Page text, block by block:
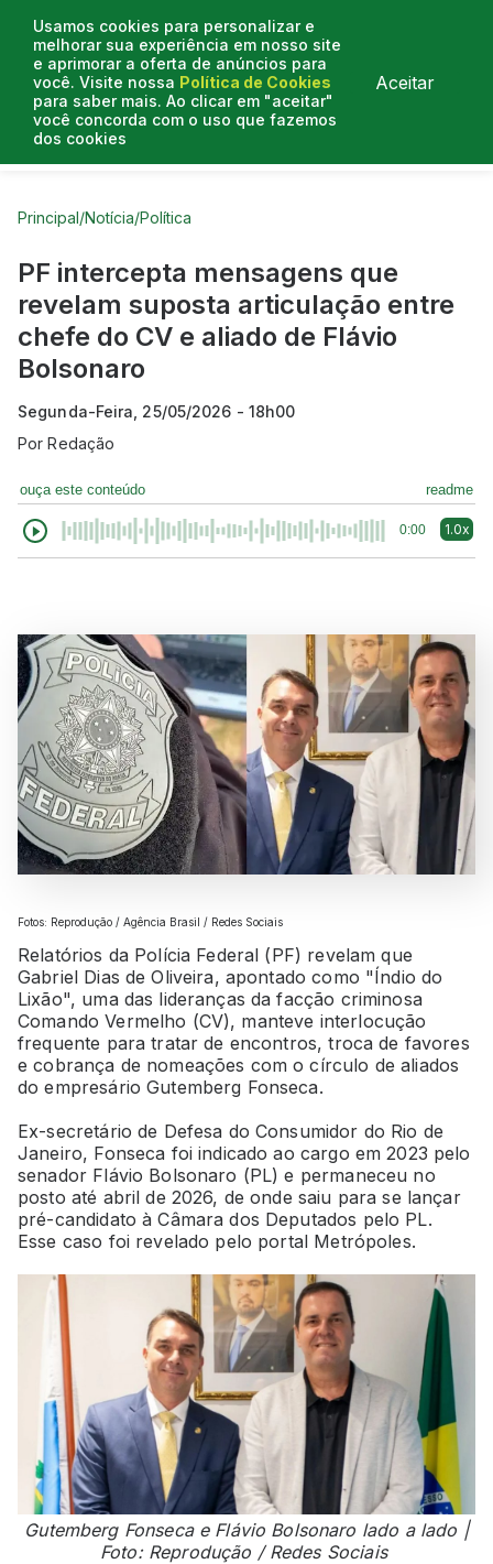
Usamos cookies para personalizar e
melhorar sua experiência em nosso site
e aprimorar a oferta de anúncios para
você. Visite nossa Política de Cookies
para saber mais. Ao clicar em "aceitar"
você concorda com o uso que fazemos
dos cookies
Aceitar
Curtas do Poder
Principal/Notícia/Política
PF intercepta mensagens que
revelam suposta articulação entre
chefe do CV e aliado de Flávio
Bolsonaro
Segunda-Feira, 25/05/2026 - 18h00
PorRedação
ouça este conteúdo readme
0:00 1.0x
Fotos: Reprodução / Agência Brasil / Redes Sociais
Relatórios da Polícia Federal (PF) revelam que
Gabriel Dias de Oliveira, apontado como "Índio do
Lixão", uma das lideranças da facção criminosa
Comando Vermelho (CV), manteve interlocução
frequente para tratar de encontros, troca de favores
e cobrança de nomeações com o círculo de aliados
do empresário Gutemberg Fonseca.
Ex-secretário de Defesa do Consumidor do Rio de
Janeiro, Fonseca foi indicado ao cargo em 2023 pelo
senador Flávio Bolsonaro (PL) e permaneceu no
posto até abril de 2026, de onde saiu para se lançar
pré-candidato à Câmara dos Deputados pelo PL.
Esse caso foi revelado pelo portal Metrópoles.
Gutemberg Fonseca e Flávio Bolsonaro lado a lado |
Foto: Reprodução / Redes Sociais